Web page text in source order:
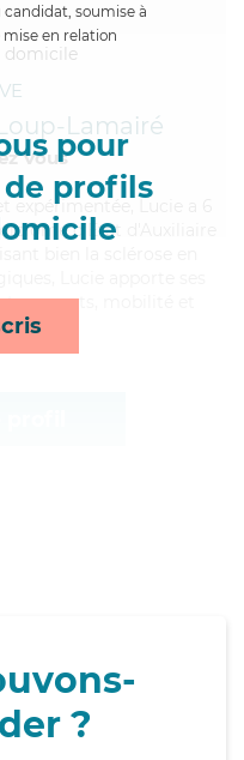
soumise à
en relation
pour
profils
Lamairé
Vous
expérimentée, Lucie a 6
d'État d'Auxiliaire
transports, mobilité et
?